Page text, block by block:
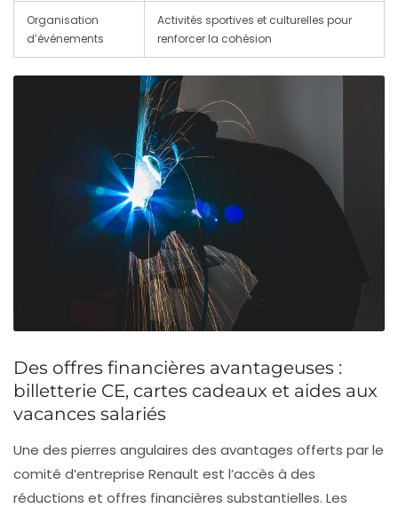
Organisation
d’événements
Activités sportives et culturelles pour
renforcer la cohésion
Des offres financières avantageuses :
billetterie CE, cartes cadeaux et aides aux
vacances salariés
Une des pierres angulaires des avantages offerts par le
comité d’entreprise Renault est l’accès à des
réductions et offres financières substantielles. Les